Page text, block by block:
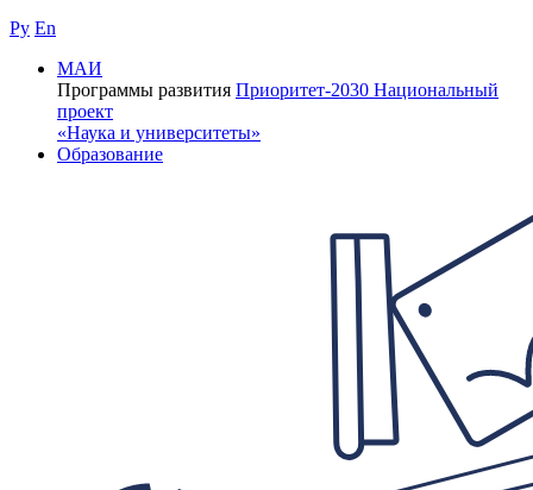
Ру En
МАИ
Программы развития Приоритет-2030 Национальный
проект
«Наука и университеты»
Образование